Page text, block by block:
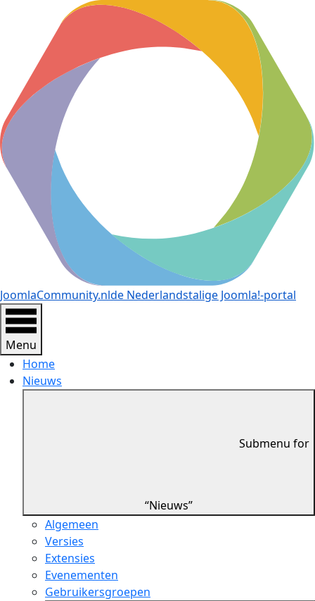
JoomlaCommunity.nlde Nederlandstalige Joomla!-portal
Menu
Home
Nieuws
Submenu for
“Nieuws”
Algemeen
Versies
Extensies
Evenementen
Gebruikersgroepen